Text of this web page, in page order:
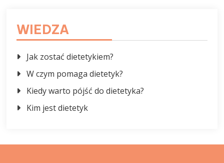
WIEDZA
Jak zostać dietetykiem?
W czym pomaga dietetyk?
Kiedy warto pójść do dietetyka?
Kim jest dietetyk